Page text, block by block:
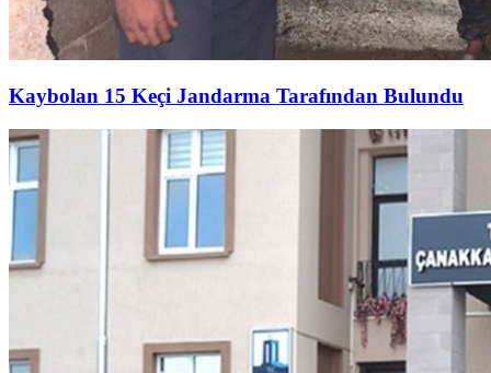
Kaybolan 15 Keçi Jandarma Tarafından Bulundu